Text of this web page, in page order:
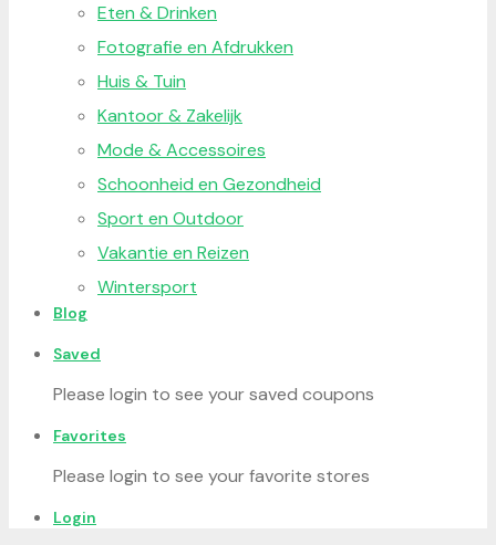
Eten & Drinken
Fotografie en Afdrukken
Huis & Tuin
Kantoor & Zakelijk
Mode & Accessoires
Schoonheid en Gezondheid
Sport en Outdoor
Vakantie en Reizen
Wintersport
Blog
Saved
Please login to see your saved coupons
Favorites
Please login to see your favorite stores
Login